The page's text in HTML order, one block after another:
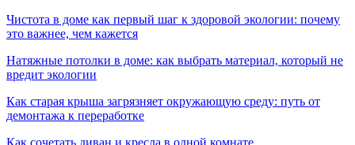
Чистота в доме как первый шаг к здоровой экологии: почему
это важнее, чем кажется
Натяжные потолки в доме: как выбрать материал, который не
вредит экологии
Как старая крыша загрязняет окружающую среду: путь от
демонтажа к переработке
Как сочетать диван и кресла в одной комнате